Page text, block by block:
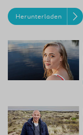
Herunterladen